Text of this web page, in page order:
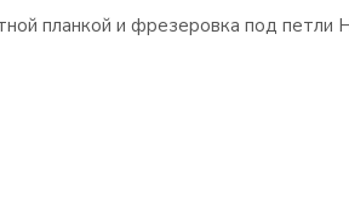
планкой и фрезеровка под